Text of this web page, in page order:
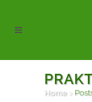
Home>
ALL